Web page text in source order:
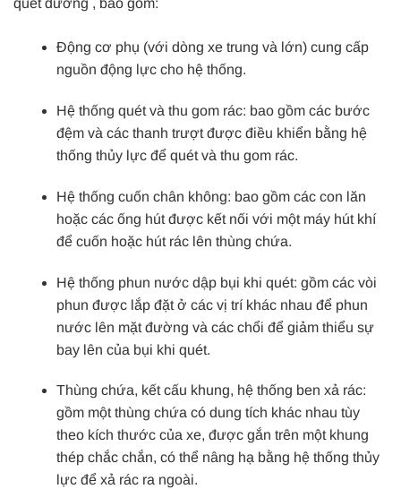
quét đường , bao gồm:
Động cơ phụ (với dòng xe trung và lớn) cung cấp
nguồn động lực cho hệ thống.
Hệ thống quét và thu gom rác: bao gồm các bước
đệm và các thanh trượt được điều khiển bằng hệ
thống thủy lực để quét và thu gom rác.
Hệ thống cuốn chân không: bao gồm các con lăn
hoặc các ống hút được kết nối với một máy hút khí
để cuốn hoặc hút rác lên thùng chứa.
Hệ thống phun nước dập bụi khi quét: gồm các vòi
phun được lắp đặt ở các vị trí khác nhau để phun
nước lên mặt đường và các chổi để giảm thiểu sự
bay lên của bụi khi quét.
Thùng chứa, kết cấu khung, hệ thống ben xả rác:
gồm một thùng chứa có dung tích khác nhau tùy
theo kích thước của xe, được gắn trên một khung
thép chắc chắn, có thể nâng hạ bằng hệ thống thủy
lực để xả rác ra ngoài.